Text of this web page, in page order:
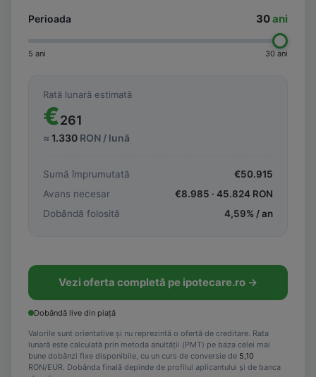
Perioada 30ani
5 ani 30 ani
Rată lunară estimată
€261
≈ 1.330 RON / lună
Sumă împrumutată €50.915
Avans necesar
€8.985 · 45.824 RON
Dobândă folosită
4,59% / an
Vezi oferta completă pe ipotecare.ro →
Dobândă live din piață
Valorile sunt orientative și nu reprezintă o ofertă de creditare. Rata
lunară este calculată prin metoda anuității (PMT) pe baza celei mai
bune dobânzi fixe disponibile, cu un curs de conversie de 5,10
RON/EUR. Dobânda finală depinde de profilul aplicantului și de banca